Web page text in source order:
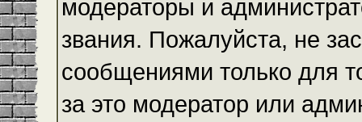
модераторы и
звания. Пожалуйста, не
сообщениями только для
за это модератор или